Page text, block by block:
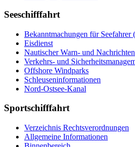
Seeschifffahrt
Be­kannt­ma­chun­gen für See­fah­rer
Eis­dienst
Nau­ti­scher Warn-​ und
Ver­kehrs-​ und
Offs­ho­re Wind­parks
Schleu­sen­in­for­ma­tio­nen
Nord-​Ost­see-​Ka­nal
Sportschifffahrt
Ver­zeich­nis Rechts­ver­ord­nun­gen
All­ge­mei­ne In­for­ma­tio­nen